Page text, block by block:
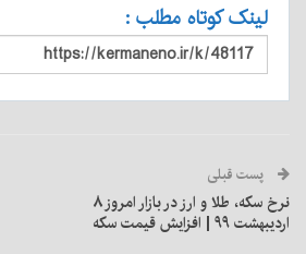
لینک کوتاه مطلب :
پست قبلی
نرخ سکه، طلا و ارز در بازار امروز ۸
اردیبهشت ۹۹ | افزایش قیمت سکه